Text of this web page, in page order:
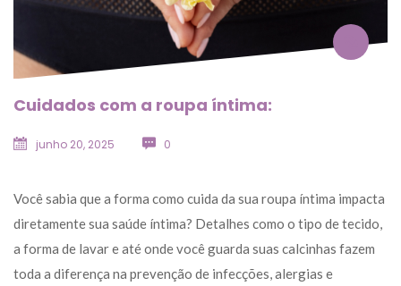
Cuidados com a roupa íntima:
junho 20, 2025 0
Você sabia que a forma como cuida da sua roupa íntima impacta
diretamente sua saúde íntima? Detalhes como o tipo de tecido,
a forma de lavar e até onde você guarda suas calcinhas fazem
toda a diferença na prevenção de infecções, alergias e